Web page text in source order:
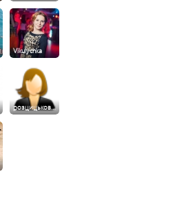
Vikulychka
розцицьков…